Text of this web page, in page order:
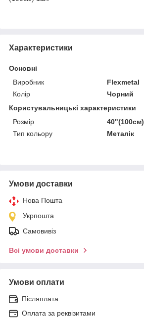
Характеристики
Основні
Виробник
Flexmetal
Колір
Чорний
Користувальницькі характеристики
Розмір
40"(100см)
Тип кольору
Металік
Умови доставки
Нова Пошта
Укрпошта
Самовивіз
Всі умови доставки
Умови оплати
Післяплата
Оплата за реквізитами